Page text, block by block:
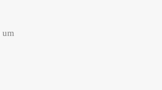
um